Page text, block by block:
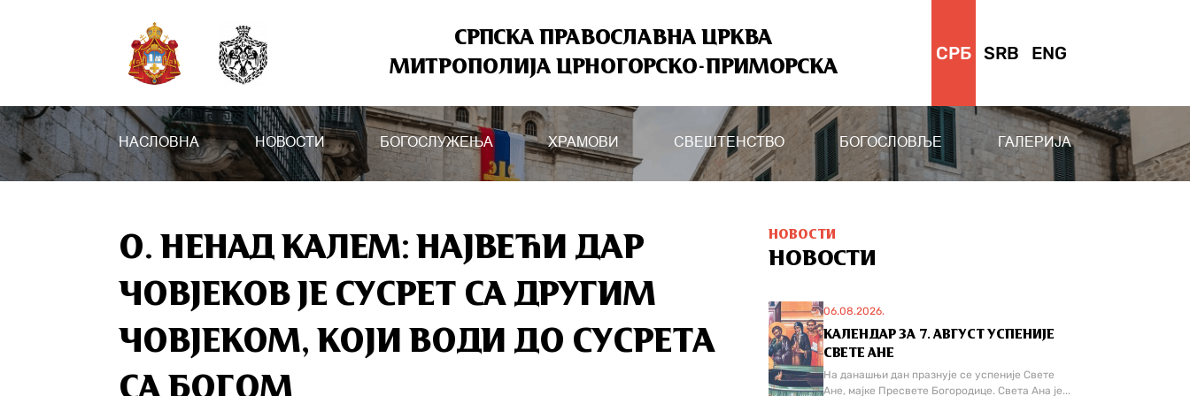
СРПСКА ПРАВОСЛАВНА ЦРКВА
МИТРОПОЛИЈА ЦРНОГОРСКО-ПРИМОРСКА
СРБ SRB ENG
НАСЛОВНА НОВОСТИ БОГОСЛУЖЕЊА ХРАМОВИ СВЕШТЕНСТВО БОГОСЛОВЉЕ ГАЛЕРИЈА
О. НЕНАД КАЛЕМ: НАЈВЕЋИ ДАР
ЧОВЈЕКОВ ЈЕ СУСРЕТ СА ДРУГИМ
ЧОВЈЕКОМ, КОЈИ ВОДИ ДО СУСРЕТА
СА БОГОМ
НОВОСТИ
НОВОСТИ
06.08.2026.
КАЛЕНДАР ЗА 7. АВГУСТ УСПЕНИЈЕ
СВЕТЕ АНЕ
На данашњи дан празнује се успеније Свете
Ане, мајке Пресвете Богородице. Света Ана је...